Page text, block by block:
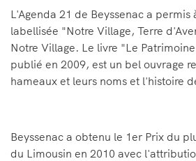
L'Agenda 21 de Beyssenac a
labellisée "Notre Village, Terre
Notre Village. Le livre "Le
publié en 2009, est un bel ouvrage
hameaux et leurs noms et l'histoire
Beyssenac a obtenu le 1er Prix du
du Limousin en 2010 avec